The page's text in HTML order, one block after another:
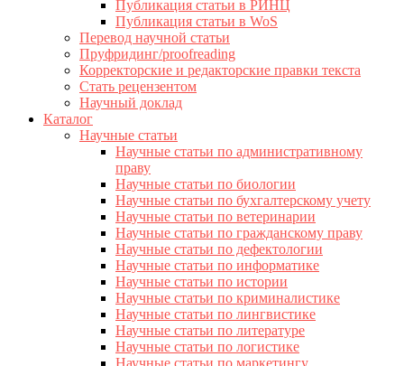
Публикация статьи в РИНЦ
Публикация статьи в WoS
Перевод научной статьи
Пруфридинг/proofreading
Корректорские и редакторские правки текста
Стать рецензентом
Научный доклад
Каталог
Научные статьи
Научные статьи по административному
праву
Научные статьи по биологии
Научные статьи по бухгалтерскому учету
Научные статьи по ветеринарии
Научные статьи по гражданскому праву
Научные статьи по дефектологии
Научные статьи по информатике
Научные статьи по истории
Научные статьи по криминалистике
Научные статьи по лингвистике
Научные статьи по литературе
Научные статьи по логистике
Научные статьи по маркетингу